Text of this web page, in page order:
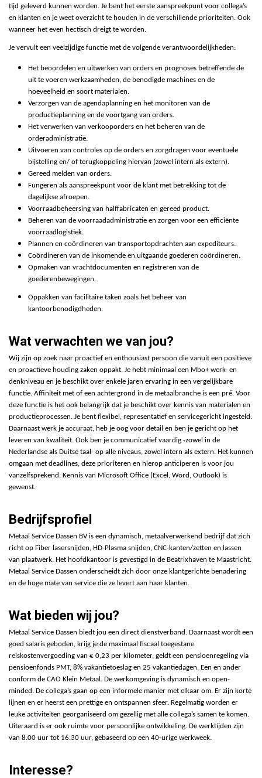
tijd geleverd kunnen worden. Je bent het eerste aanspreekpunt voor collega’s
en klanten en je weet overzicht te houden in de verschillende prioriteiten. Ook
wanneer het even hectisch dreigt te worden.
Je vervult een veelzijdige functie met de volgende verantwoordelijkheden:
Het beoordelen en uitwerken van orders en prognoses betreffende de
uit te voeren werkzaamheden, de benodigde machines en de
hoeveelheid en soort materialen.
Verzorgen van de agendaplanning en het monitoren van de
productieplanning en de voortgang van orders.
Het verwerken van verkooporders en het beheren van de
orderadministratie.
Uitvoeren van controles op de orders en zorgdragen voor eventuele
bijstelling en/ of terugkoppeling hiervan (zowel intern als extern).
Gereed melden van orders.
Fungeren als aanspreekpunt voor de klant met betrekking tot de
dagelijkse afroepen.
Voorraadbeheersing van halffabricaten en gereed product.
Beheren van de voorraadadministratie en zorgen voor een efficiënte
voorraadlogistiek.
Plannen en coördineren van transportopdrachten aan expediteurs.
Coördineren van de inkomende en uitgaande goederen coördineren.
Opmaken van vrachtdocumenten en registreren van de
goederenbewegingen.
Oppakken van facilitaire taken zoals het beheer van
kantoorbenodigdheden.
Wat verwachten we van jou?
Wij zijn op zoek naar proactief en enthousiast persoon die vanuit een positieve
en proactieve houding zaken oppakt. Je hebt minimaal een Mbo+ werk- en
denkniveau en je beschikt over enkele jaren ervaring in een vergelijkbare
functie. Affiniteit met of een achtergrond in de metaalbranche is een pré. Voor
deze functie is het ook belangrijk dat je beschikt over kennis van materialen en
productieprocessen. Je bent flexibel, representatief en servicegericht ingesteld.
Daarnaast werk je accuraat, heb je oog voor detail en ben je gericht op het
leveren van kwaliteit. Ook ben je communicatief vaardig -zowel in de
Nederlandse als Duitse taal- op alle niveaus, zowel intern als extern. Het kunnen
omgaan met deadlines, deze prioriteren en hierop anticiperen is voor jou
vanzelfsprekend. Kennis van Microsoft Office (Excel, Word, Outlook) is
gewenst.
Bedrijfsprofiel
Metaal Service Dassen BV is een dynamisch, metaalverwerkend bedrijf dat zich
richt op Fiber lasersnijden, HD-Plasma snijden, CNC-kanten/zetten en lassen
van plaatwerk. Het hoofdkantoor is gevestigd in de Beatrixhaven te Maastricht.
Metaal Service Dassen onderscheidt zich door onze klantgerichte benadering
en de hoge mate van service die ze levert aan haar klanten.
Wat bieden wij jou?
Metaal Service Dassen biedt jou een direct dienstverband. Daarnaast wordt een
goed salaris geboden, krijg je de maximaal fiscaal toegestane
reiskostenvergoeding van € 0,23 per kilometer, geldt een pensioenregeling via
pensioenfonds PMT, 8% vakantietoeslag en 25 vakantiedagen. Een en ander
conform de CAO Klein Metaal. De werkomgeving is dynamisch en open-
minded. De collega’s gaan op een informele manier met elkaar om. Er zijn korte
lijnen en er heerst een prettige en ontspannen sfeer. Regelmatig worden er
leuke activiteiten georganiseerd om gezellig met alle collega’s samen te komen.
Uiteraard is er ook ruimte voor persoonlijke ontwikkeling. De werktijden zijn
van 8.00 uur tot 16.30 uur, gebaseerd op een 40-urige werkweek.
Interesse?